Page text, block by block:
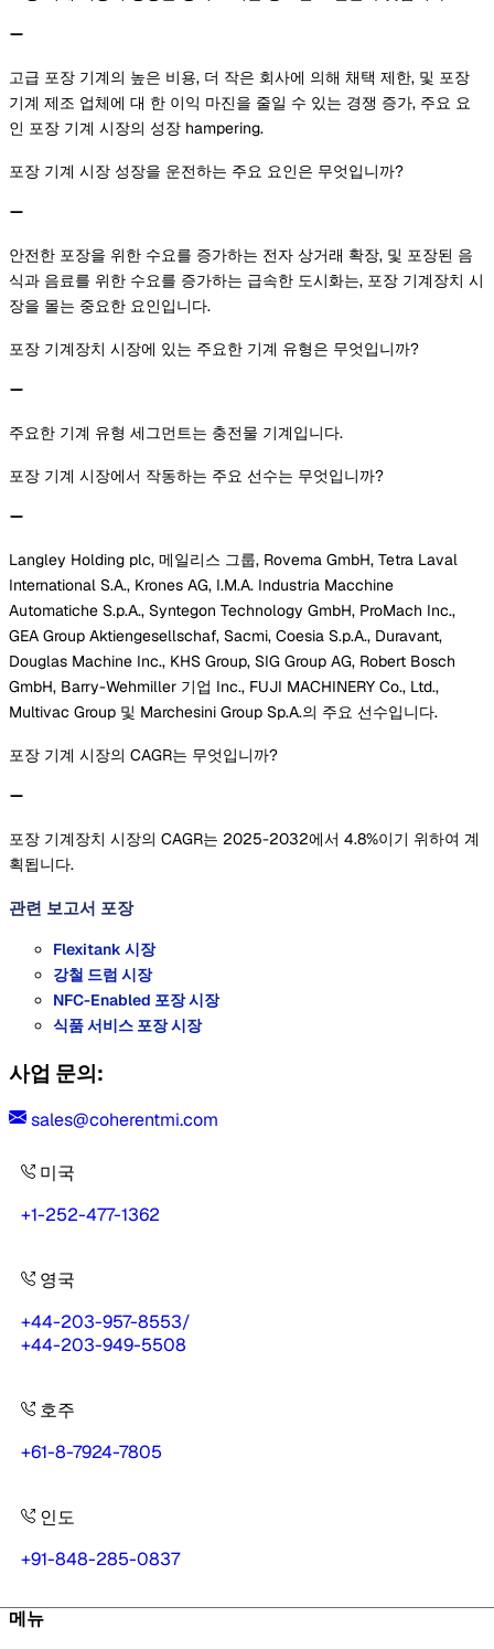
고급 포장 기계의 높은 비용, 더 작은 회사에 의해 채택 제한, 및 포장
기계 제조 업체에 대 한 이익 마진을 줄일 수 있는 경쟁 증가, 주요 요
인 포장 기계 시장의 성장 hampering.
포장 기계 시장 성장을 운전하는 주요 요인은 무엇입니까?
안전한 포장을 위한 수요를 증가하는 전자 상거래 확장, 및 포장된 음
식과 음료를 위한 수요를 증가하는 급속한 도시화는, 포장 기계장치 시
장을 몰는 중요한 요인입니다.
포장 기계장치 시장에 있는 주요한 기계 유형은 무엇입니까?
주요한 기계 유형 세그먼트는 충전물 기계입니다.
포장 기계 시장에서 작동하는 주요 선수는 무엇입니까?
Langley Holding plc, 메일리스 그룹, Rovema GmbH, Tetra Laval
International S.A., Krones AG, I.M.A. Industria Macchine
Automatiche S.p.A., Syntegon Technology GmbH, ProMach Inc.,
GEA Group Aktiengesellschaf, Sacmi, Coesia S.p.A., Duravant,
Douglas Machine Inc., KHS Group, SIG Group AG, Robert Bosch
GmbH, Barry-Wehmiller 기업 Inc., FUJI MACHINERY Co., Ltd.,
Multivac Group 및 Marchesini Group Sp.A.의 주요 선수입니다.
포장 기계 시장의 CAGR는 무엇입니까?
포장 기계장치 시장의 CAGR는 2025-2032에서 4.8%이기 위하여 계
획됩니다.
관련 보고서 포장
Flexitank 시장
강철 드럼 시장
NFC-Enabled 포장 시장
식품 서비스 포장 시장
사업 문의:
sales@coherentmi.com
미국
+1-252-477-1362
영국
+44-203-957-8553/
+44-203-949-5508
호주
+61-8-7924-7805
인도
+91-848-285-0837
메뉴